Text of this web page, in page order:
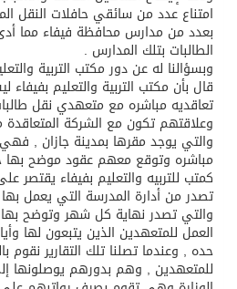
امتناع عدد من سائقي حافلات النقل
بعدد من مدارس محافظة فيفاء مما
الطالبات بتلك المدارس .
وبسؤالنا له عن دور مكتب التربية
قال بأن مكتب التربية والتعليم بفيفاء
تعاقديه مباشره مع متعهدي نقل
وعلاقتهم تكون مع الشركة المتعاقدة
والتي يوجد مقرها بمدينة جازان ,
مباشره وتوقع معهم عقود موضح بها
كمتب للتربيه والتعليم بفيفاء يقتصر
تصدر من أدارة المدرسة التي يعمل بها
والتي تصدر نهاية كل شهر وتوضح بها
العمل للمتعهدين الذين يتبعون لها
حده , وعندما تصلنا تلك التقارير نقوم
للمتعهدين , وهم بدورهم يوصلونها